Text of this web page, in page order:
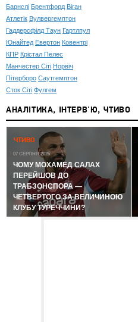
Барнслі Брентфорд Віган
Атлетік Вулвергемптон
Гаддерсфілд Таун Гартлпул
Юнайтед Евертон Ковентрі
КПР Крістал Пелес
Манчестер Сіті Норвіч
Пітерборо Саутгемптон
Сток Сіті Фулгем
АНАЛІТИКА, ІНТЕРВ'Ю, ЧТИВО
ЧТИВО
07 СЕРПНЯ 2026
ЧОМУ МОХАМЕД САЛАХ
ПЕРЕЙШОВ ДО
ТРАБЗОНСПОРА —
ЧЕТВЕРТОГО ЗА ВЕЛИЧИНОЮ
КЛУБУ ТУРЕЧЧИНИ?